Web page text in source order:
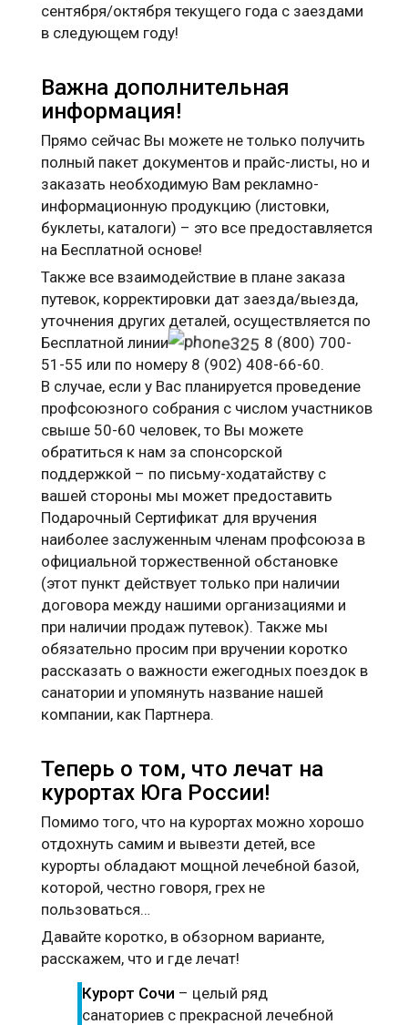
сентября/октября текущего года с заездами
в следующем году!
Важна дополнительная
информация!
Прямо сейчас Вы можете не только получить
полный пакет документов и прайс-листы, но и
заказать необходимую Вам рекламно-
информационную продукцию (листовки,
буклеты, каталоги) – это все предоставляется
на Бесплатной основе!
Также все взаимодействие в плане заказа
путевок, корректировки дат заезда/выезда,
уточнения других деталей, осуществляется по
Бесплатной линии
8 (800) 700-
51-55 или по номеру 8 (902) 408-66-60.
В случае, если у Вас планируется проведение
профсоюзного собрания с числом участников
свыше 50-60 человек, то Вы можете
обратиться к нам за спонсорской
поддержкой – по письму-ходатайству с
вашей стороны мы может предоставить
Подарочный Сертификат для вручения
наиболее заслуженным членам профсоюза в
официальной торжественной обстановке
(этот пункт действует только при наличии
договора между нашими организациями и
при наличии продаж путевок). Также мы
обязательно просим при вручении коротко
рассказать о важности ежегодных поездок в
санатории и упомянуть название нашей
компании, как Партнера.
Теперь о том, что лечат на
курортах Юга России!
Помимо того, что на курортах можно хорошо
отдохнуть самим и вывезти детей, все
курорты обладают мощной лечебной базой,
которой, честно говоря, грех не
пользоваться…
Давайте коротко, в обзорном варианте,
расскажем, что и где лечат!
Курорт Сочи – целый ряд
санаториев с прекрасной лечебной